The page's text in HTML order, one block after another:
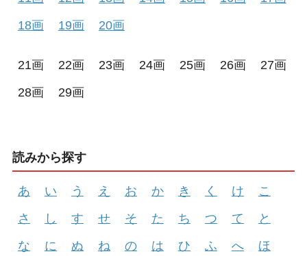
18画
19画 20画
21画 22画 23画 24画 25画 26画
27画
28画
29画
読みから探す
あ い う え お か き く け
こ
さ
し す せ そ た ち つ て
と
な
に ぬ ね の は ひ ふ へ
ほ